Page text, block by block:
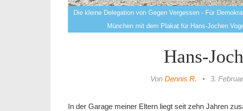
Die kleine Delegation von Gegen Vergessen - Für
München mit dem Plakat für Hans-Jochen
Hans-
Von Dennis R. • 3.
In der Garage meiner Eltern liegt seit zehn Jahren